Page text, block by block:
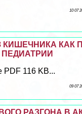
10 07
КИШЕЧНИКА КАК
PDF 116 KB...
09 07
РАЗГОНА В